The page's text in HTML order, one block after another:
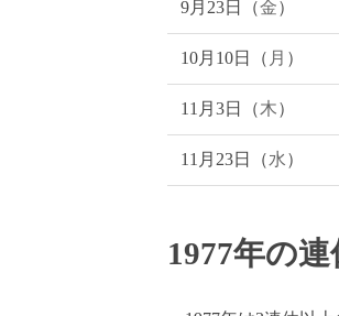
9月23日（金）
10月10日（ 月 ）
11月3日（木）
11月23日（水）
1977年の